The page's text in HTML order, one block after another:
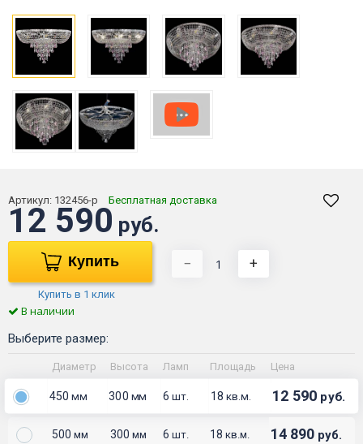
Артикул: 132456-р Бесплатная доставка
12 590 руб.
Купить
Купить в 1 клик
− +
В наличии
Выберите размер:
Диаметр Высота Ламп Площадь Цена
450мм 300 мм 6 шт. 18кв.м. 12 590 руб.
500 мм 300 мм 6 шт. 18 кв.м. 14 890 руб.